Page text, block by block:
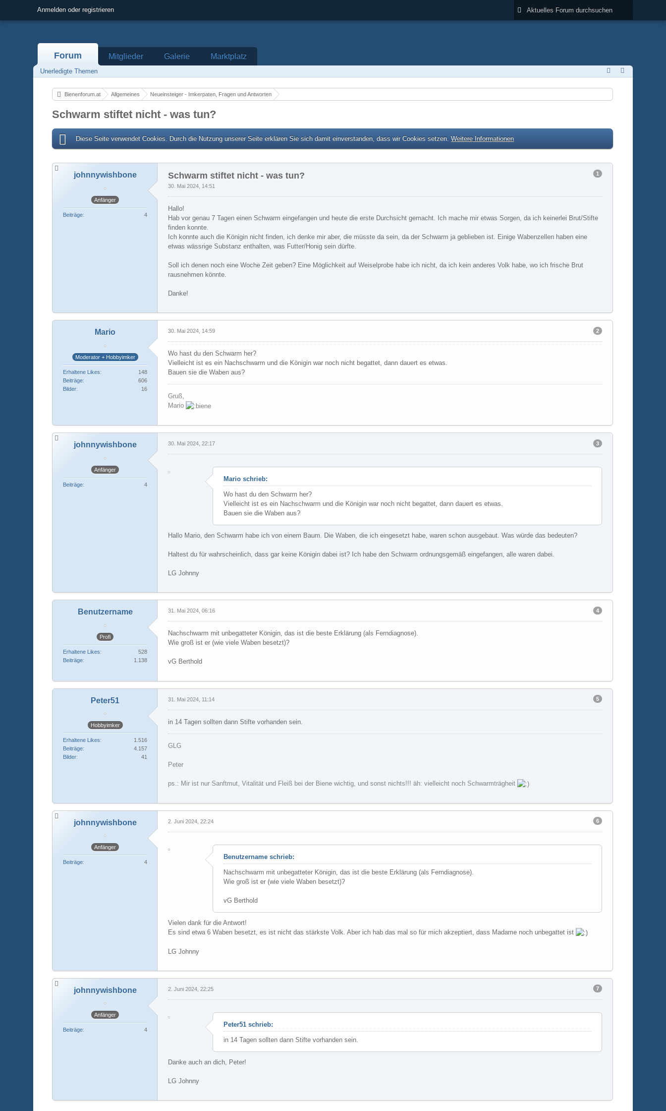
Anmelden oder registrieren
Forum Mitglieder Galerie Marktplatz
Unerledigte Themen
Bienenforum.at Allgemeines Neueinsteiger - Imkerpaten, Fragen und Antworten
Schwarm stiftet nicht - was tun?
Diese Seite verwendet Cookies. Durch die Nutzung unserer Seite erklären Sie sich damit einverstanden, dass wir Cookies setzen.Weitere Informationen
johnnywishbone
Anfänger
Beiträge 4
1
Schwarm stiftet nicht - was tun?
30. Mai 2024, 14:51
Hallo!
Hab vor genau 7 Tagen einen Schwarm eingefangen und heute die erste Durchsicht gemacht. Ich mache mir etwas Sorgen, da ich keinerlei Brut/Stifte
finden konnte.
Ich konnte auch die Königin nicht finden, ich denke mir aber, die müsste da sein, da der Schwarm ja geblieben ist. Einige Wabenzellen haben eine
etwas wässrige Substanz enthalten, was Futter/Honig sein dürfte.
Soll ich denen noch eine Woche Zeit geben? Eine Möglichkeit auf Weiselprobe habe ich nicht, da ich kein anderes Volk habe, wo ich frische Brut
rausnehmen könnte.
Danke!
Mario
Moderator + Hobbyimker
Erhaltene Likes
148
Beiträge
606
Bilder
16
2
30. Mai 2024, 14:59
Wo hast du den Schwarm her?
Vielleicht ist es ein Nachschwarm und die Königin war noch nicht begattet, dann dauert es etwas.
Bauen sie die Waben aus?
Gruß,
Mario
johnnywishbone
Anfänger
Beiträge 4
3
30. Mai 2024, 22:17
Mario schrieb:
Wo hast du den Schwarm her?
Vielleicht ist es ein Nachschwarm und die Königin war noch nicht begattet, dann dauert es etwas.
Bauen sie die Waben aus?
Hallo Mario, den Schwarm habe ich von einem Baum. Die Waben, die ich eingesetzt habe, waren schon ausgebaut. Was würde das bedeuten?
Haltest du für wahrscheinlich, dass gar keine Königin dabei ist? Ich habe den Schwarm ordnungsgemäß eingefangen, alle waren dabei.
LG Johnny
Benutzername
Profi
Erhaltene Likes
528
Beiträge
1.138
4
31. Mai 2024, 06:16
Nachschwarm mit unbegatteter Königin, das ist die beste Erklärung (als Ferndiagnose).
Wie groß ist er (wie viele Waben besetzt)?
vG Berthold
Peter51
Hobbyimker
Erhaltene Likes
1.516
Beiträge
4.157
Bilder
41
5
31. Mai 2024, 11:14
in 14 Tagen sollten dann Stifte vorhanden sein.
GLG
Peter
ps.: Mir ist nur Sanftmut, Vitalität und Fleiß bei der Biene wichtig, und sonst nichts!!! äh: vielleicht noch Schwarmträgheit
johnnywishbone
Anfänger
Beiträge 4
6
2. Juni 2024, 22:24
Benutzername schrieb:
Nachschwarm mit unbegatteter Königin, das ist die beste Erklärung (als Ferndiagnose).
Wie groß ist er (wie viele Waben besetzt)?
vG Berthold
Vielen dank für die Antwort!
Es sind etwa 6 Waben besetzt, es ist nicht das stärkste Volk. Aber ich hab das mal so für mich akzeptiert, dass Madame noch unbegattet ist
LG Johnny
johnnywishbone
Anfänger
Beiträge 4
7
2. Juni 2024, 22:25
Peter51 schrieb:
in 14 Tagen sollten dann Stifte vorhanden sein.
Danke auch an dich, Peter!
LG Johnny